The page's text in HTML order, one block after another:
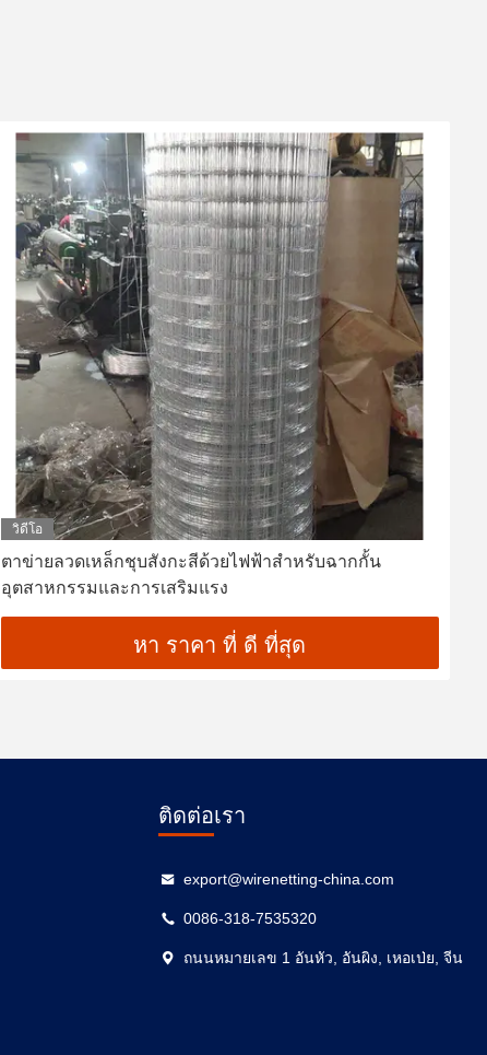
วิดีโอ
ตาข่ายลวดเหล็กชุบสังกะสีด้วยไฟฟ้าสำหรับฉากกั้น
อุตสาหกรรมและการเสริมแรง
หา ราคา ที่ ดี ที่สุด
ติดต่อเรา
export@wirenetting-china.com
0086-318-7535320
ถนนหมายเลข 1 อันหัว, อันผิง, เหอเป่ย, จีน